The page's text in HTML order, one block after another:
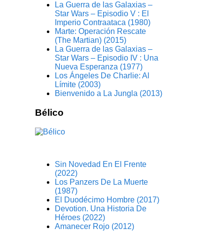
La Guerra de las Galaxias –
Star Wars – Episodio V : El
Imperio Contraataca (1980)
Marte: Operación Rescate
(The Martian) (2015)
La Guerra de las Galaxias –
Star Wars – Episodio IV : Una
Nueva Esperanza (1977)
Los Ángeles De Charlie: Al
Límite (2003)
Bienvenido a La Jungla (2013)
Bélico
Sin Novedad En El Frente
(2022)
Los Panzers De La Muerte
(1987)
El Duodécimo Hombre (2017)
Devotion. Una Historia De
Héroes (2022)
Amanecer Rojo (2012)